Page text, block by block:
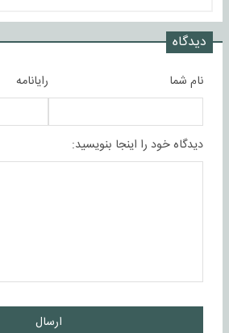
دیدگاه
نام شما رایانامه
دیدگاه خود را اینجا بنویسید:
ارسال